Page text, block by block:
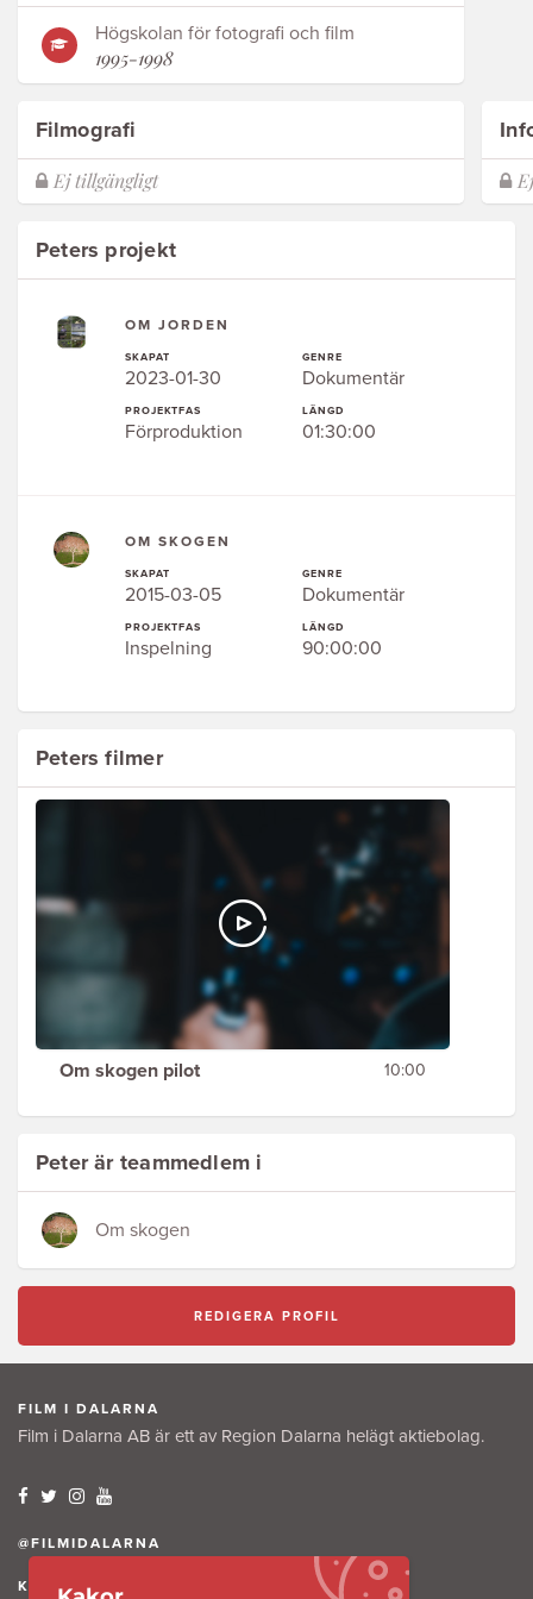
Högskolan för fotografi och film
1995-1998
Filmografi
Peters projekt
OM JORDEN
SKAPAT
2023-01-30
PROJEKTFAS
Förproduktion
GENRE
Dokumentär
LÄNGD
01:30:00
OM SKOGEN
SKAPAT
2015-03-05
PROJEKTFAS
Inspelning
GENRE
Dokumentär
LÄNGD
90:00:00
Peters filmer
Om skogen pilot 10:00
Peter är teammedlem i
Om skogen
REDIGERA PROFIL
FILM I DALARNA
Film i Dalarna AB är ett av Region Dalarna helägt aktiebolag.
@FILMIDALARNA
KONTAKTA OSS